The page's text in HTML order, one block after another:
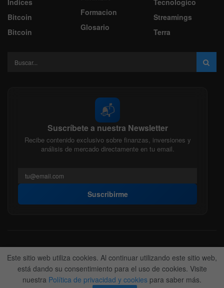
Indices
Bitcoin
Bitcoin
Formacion
Glosario
Tecnologico
Streamings
Terra
📬
Suscríbete a nuestra Newsletter
Recibe contenido exclusivo sobre finanzas, inversiones y
análisis de mercado directamente en tu email.
Suscribirme
Acerca de nosotros Politica Editorial
Nuestro Equipo
Contactanos
Anunciate
© 2022-2026BitFinanzas- Hecho porTeam DM. 😎
Este sitio web utiliza cookies. Al continuar utilizando este sitio web,
está dando su consentimiento para el uso de cookies. Visite
nuestra Política de privacidad y cookies para saber más.